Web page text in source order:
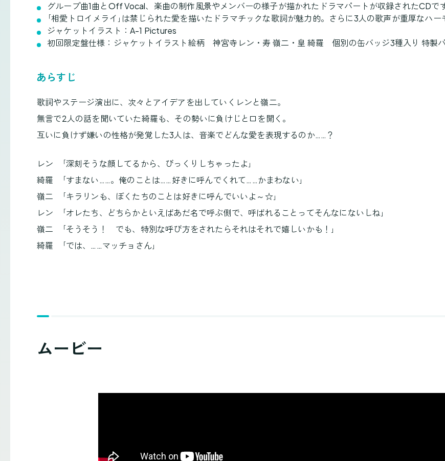
グループ曲1曲とOff Vocal、楽曲の制作風景やメンバーの様子が描かれたドラマパートが収録されたCDです
｢相愛トロイメライ｣は禁じられた愛を描いたドラマチックな歌詞が魅力的。さらに3人の歌声が重厚なハー
ジャケットイラスト：A-1 Pictures
初回限定盤仕様：ジャケットイラスト絵柄 神宮寺レン・寿 嶺二・皇 綺羅 個別の缶バッジ3種入り 特製
あらすじ
歌詞やステージ演出に、次々とアイデアを出していくレンと嶺二。
無言で2人の話を聞いていた綺羅も、その勢いに負けじと口を開く。
互いに負けず嫌いの性格が発覚した3人は、音楽でどんな愛を表現するのか……？
レン ｢深刻そうな顔してるから、びっくりしちゃったよ｣
綺羅 ｢すまない……。俺のことは……好きに呼んでくれて……かまわない｣
嶺二 ｢キラリンも、ぼくたちのことは好きに呼んでいいよ～☆｣
レン ｢オレたち、どちらかといえばあだ名で呼ぶ側で、呼ばれることってそんなにないしね｣
嶺二 ｢そうそう！ でも、特別な呼び方をされたらそれはそれで嬉しいかも！｣
綺羅 ｢では、……マッチョさん｣
ムービー